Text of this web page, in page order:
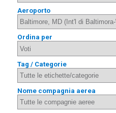
Aeroporto
Ordina per
Tag / Categorie
Nome compagnia aerea